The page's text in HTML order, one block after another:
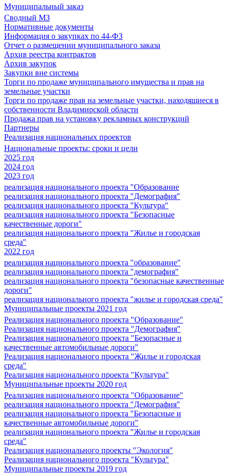
Муниципальный заказ
Сводный МЗ
Нормативные документы
Информация о закупках по 44-ФЗ
Отчет о размещении муниципального заказа
Архив реестра контрактов
Архив закупок
Закупки вне системы
Торги по продаже муниципального имущества и прав на
земельные участки
Торги по продаже прав на земельные участки, находящиеся в
собственности Владимирской области
Продажа прав на установку рекламных конструкций
Партнеры
Реализация национальных проектов
Национальные проекты: сроки и цели
2025 год
2024 год
2023 год
реализация национального проекта "Образование
реализация национального проекта "Демография"
реализация национального проекта "Культура"
реализация национального проекта "Безопасные
качественные дороги"
реализация национального проекта "Жилье и городская
среда"
2022 год
реализация национального проекта "образование"
реализация национального проекта "демография"
реализация национального проекта "безопасные качественные
дороги"
реализация национального проекта "жилье и городская среда"
Муниципальные проекты 2021 год
Реализация национального проекта "Образование"
Реализация национального проекта "Демография"
Реализация национального проекта "Безопасные и
качественные автомобильные дороги"
Реализация национального проекта "Жилье и городская
среда"
Реализация национального проекта "Культура"
Муниципальные проекты 2020 год
Реализация национального проекта "Образование"
реализация национального проекта "Демография"
реализация национального проекта "Безопасные и
качественные автомобильные дороги"
реализация национального проекта "Жилье и городская
среда"
Реализация национального проекты "Экология"
Реализация национального проекта "Культура"
Муниципальные проекты 2019 год